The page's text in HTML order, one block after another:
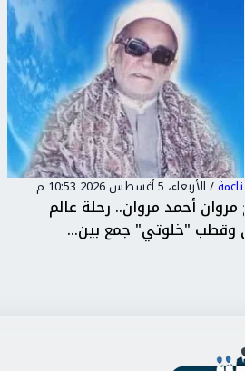
سياسة ناعمة/ الأحد، 2 أغسطس 2026 11:54 م
هل انتهى عصر الطيارين؟.. دراسة
باحث مصري تستكشف مستق...